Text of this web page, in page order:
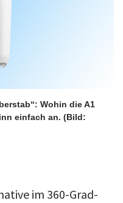
Wohin die A1
einfach an. (Bild:
im 360-Grad-